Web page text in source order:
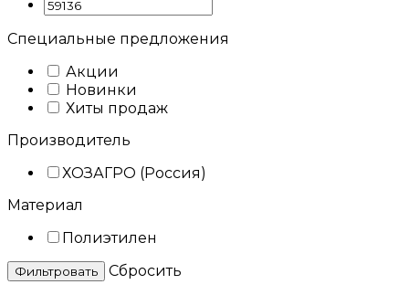
Специальные предложения
Акции
Новинки
Хиты продаж
Производитель
ХОЗАГРО (Россия)
Материал
Полиэтилен
Cбросить